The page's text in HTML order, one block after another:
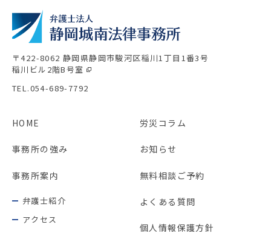
〒422-8062 静岡県静岡市駿河区稲川1丁目1番3号
稲川ビル2階B号室
TEL.054-689-7792
HOME
事務所の強み
事務所案内
弁護士紹介
アクセス
労災コラム
お知らせ
無料相談ご予約
よくある質問
個人情報保護方針